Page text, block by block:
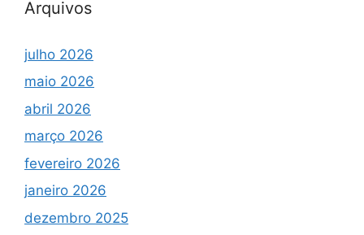
Arquivos
julho 2026
maio 2026
abril 2026
março 2026
fevereiro 2026
janeiro 2026
dezembro 2025